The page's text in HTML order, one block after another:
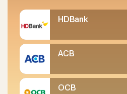
HDBank
ACB
OCB